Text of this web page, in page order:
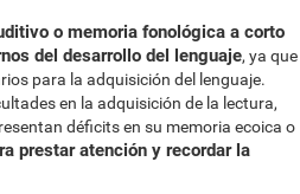
o memoria fonológica a corto
del desarrollo del lenguaje, ya que
para la adquisición del lenguaje.
en la adquisición de la lectura,
déficits en su memoria ecoica o
prestar atención y recordar la